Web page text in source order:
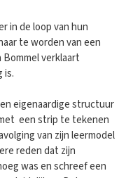
in de loop van hun
te worden van een
Bommel verklaart
is.
eigenaardige structuur
een strip te tekenen
van zijn leermodel
reden dat zijn
was en schreef een